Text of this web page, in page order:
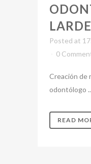
Posted at
0
Creación de
odontólogo
READ